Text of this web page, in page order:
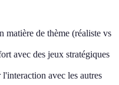
matière de thème (réaliste vs
avec des jeux stratégiques
avec les autres